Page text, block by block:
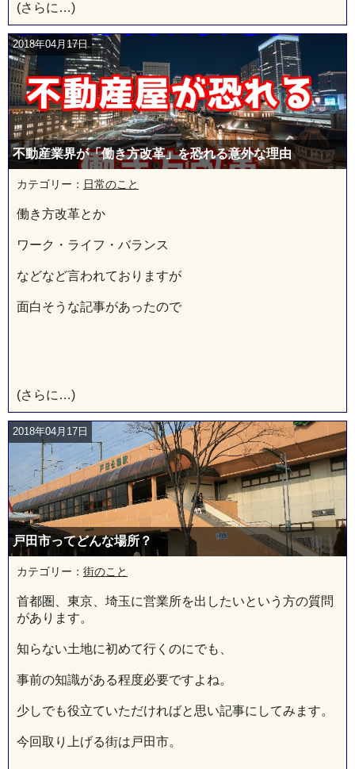
(さらに…)
2018年04月17日
不動産業界が「働き方改革」を恐れる意外な理由
カテゴリー： 日常のこと
働き方改革とか
ワーク・ライフ・バランス
などなど言われておりますが
面白そうな記事があったので
(さらに…)
2018年04月17日
戸田市ってどんな場所？
カテゴリー： 街のこと
首都圏、東京、埼玉に営業所を出したいという方の質問
があります。
知らない土地に初めて行くのにでも、
事前の知識がある程度必要ですよね。
少しでも役立ていただければと思い記事にしてみます。
今回取り上げる街は戸田市。